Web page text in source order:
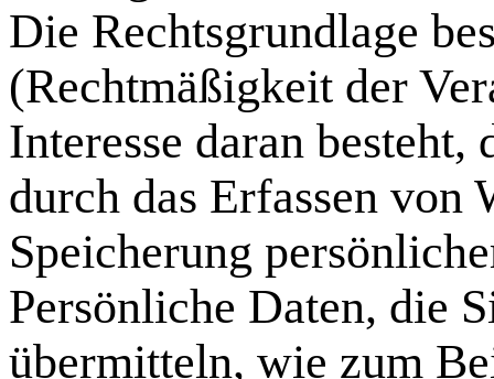
Die Rechtsgrundlage
(Rechtmäßigkeit der
Interesse daran
durch das Erfassen von
Speicherung
Persönliche Daten, die
übermitteln, wie zum